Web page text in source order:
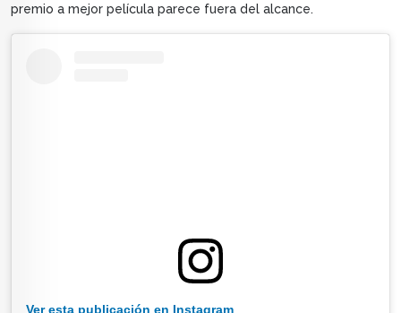
premio a mejor película parece fuera del alcance.
Ver esta publicación en Instagram